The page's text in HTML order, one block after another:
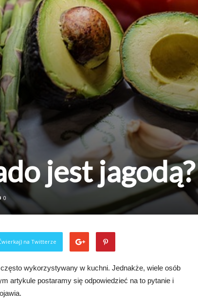
jest jagodą?
0
na Twitterze
wykorzystywany w kuchni. Jednakże, wiele osób
artykule postaramy się odpowiedzieć na to pytanie i